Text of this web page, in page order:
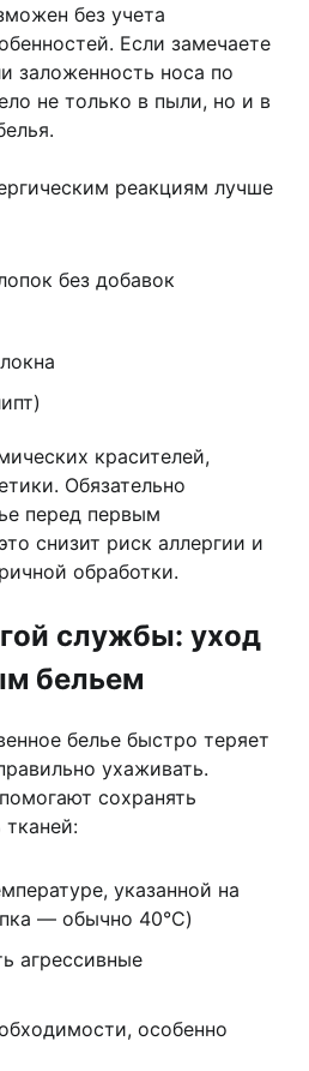
без учета
Если замечаете
заложенность носа по
не только в пыли, но и в
реакциям лучше
без добавок
красителей,
Обязательно
перед первым
снизит риск аллергии и
обработки.
службы: уход
бельем
белье быстро теряет
ухаживать.
сохранять
указанной на
— обычно 40°C)
агрессивные
особенно